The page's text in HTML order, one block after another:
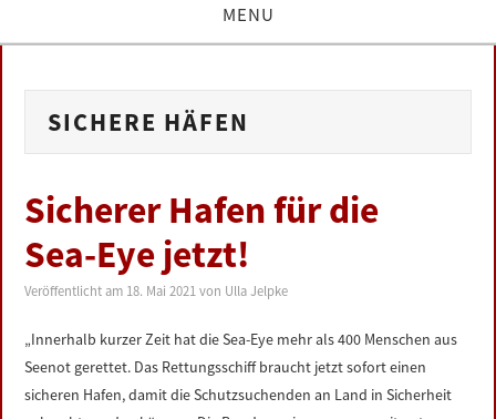
MENU
BUNDESTAG
PRESSE
ZUR PERSON
DATENSCHUTZERKLÄRUNG
SICHERE HÄFEN
Sicherer Hafen für die
Sea-Eye jetzt!
Veröffentlicht am 18. Mai 2021 von Ulla Jelpke
„Innerhalb kurzer Zeit hat die Sea-Eye mehr als 400 Menschen aus
Seenot gerettet. Das Rettungsschiff braucht jetzt sofort einen
sicheren Hafen, damit die Schutzsuchenden an Land in Sicherheit